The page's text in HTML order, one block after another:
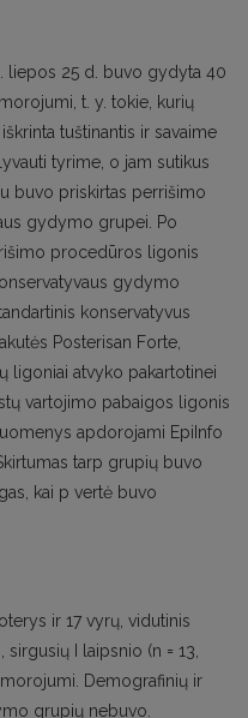
liepos 25 d. buvo gydyta 40
t. y. tokie, kurių
tuštinantis ir savaime
tyrime, o jam sutikus
buvo priskirtas perrišimo
gydymo grupei. Po
procedūros ligonis
gydymo
konservatyvus
Posterisan Forte,
ligoniai atvyko pakartotinei
vartojimo pabaigos ligonis
apdorojami EpiInfo
tarp grupių buvo
kai p vertė buvo
ir 17 vyrų, vidutinis
I laipsnio (n = 13,
Demografinių ir
grupių nebuvo.